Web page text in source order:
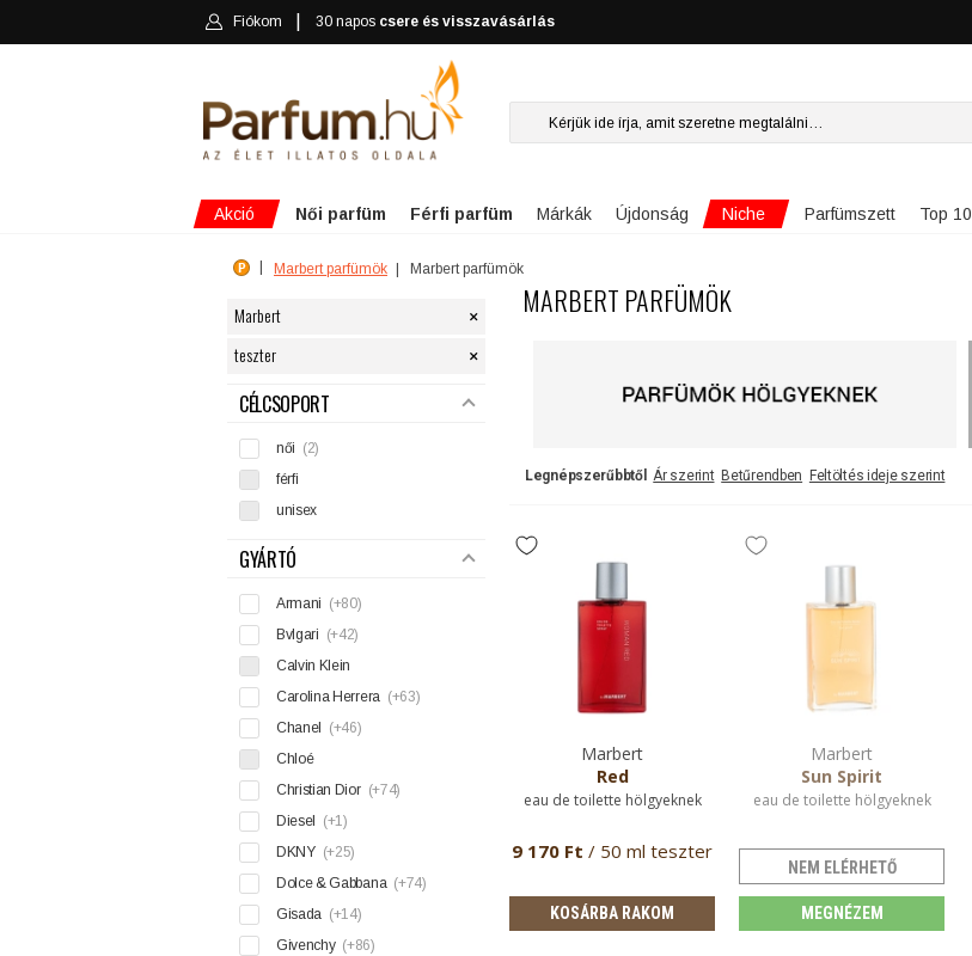
Fiókom 30 napos csere és visszavásárlás
Akció Női parfüm Férfi parfüm Márkák Újdonság Niche Parfümszett Top 10
Marbert parfümök Marbert parfümök
Marbert ×
teszter ×
SZŰRÉS
CÉLCSOPORT
női (2)
férfi
unisex
GYÁRTÓ
Armani (+80)
Bvlgari (+42)
Calvin Klein
Carolina Herrera (+63)
Chanel
(+46)
Chloé
Christian Dior (+74)
Diesel
(+1)
DKNY (+25)
Dolce & Gabbana (+74)
Gisada (+14)
Givenchy (+86)
MARBERT PARFÜMÖK
Legnépszerűbbtől Ár szerint Betűrendben Feltöltés ideje szerint
Marbert
Red
eau de toilette hölgyeknek
9 170 Ft / 50 ml teszter
KOSÁRBA RAKOM
Marbert
Sun Spirit
eau de toilette hölgyeknek
NEM ELÉRHETŐ
MEGNÉZEM